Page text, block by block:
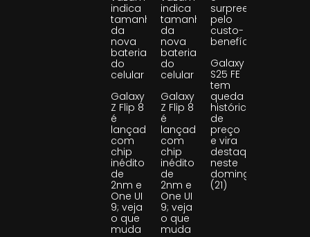
indica
tamanho
da
nova
bateria
do
celular
Galaxy
Z Flip 8
é
lançado
com
chip
inédito
de
2nm e
One UI
9; veja
o que
muda
indica
tamanho
da
nova
bateria
do
celular
Galaxy
Z Flip 8
é
lançado
com
chip
inédito
de
2nm e
One UI
9; veja
o que
muda
surpreende
pelo
custo-
benefício
Galaxy
S25 FE
tem
queda
histórica
de
preço
e vira
destaque
neste
domingo
(21)